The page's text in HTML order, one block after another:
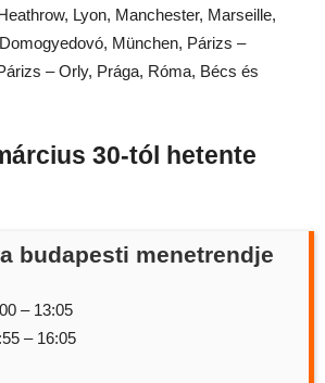
Lyon, Manchester, Marseille,
München, Párizs –
– Orly, Prága, Róma, Bécs és
30-tól hetente
budapesti menetrendje
– 13:05
– 16:05